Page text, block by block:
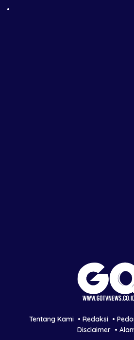
Tentang Kami Redaksi
Disclaimer